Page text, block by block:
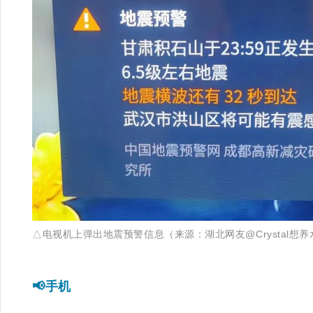
△电视机上弹出地震预警信息（来源：湖北网友@Crystal想养
📢手机